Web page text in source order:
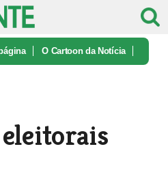
O Cartoon da Notícia